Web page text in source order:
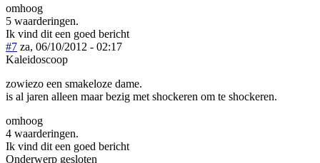
omhoog
5 waarderingen.
Ik vind dit een goed bericht
#7 za, 06/10/2012 - 02:17
Kaleidoscoop
zowiezo een smakeloze dame.
is al jaren alleen maar bezig met shockeren om te shockeren.
omhoog
4 waarderingen.
Ik vind dit een goed bericht
Onderwerp gesloten